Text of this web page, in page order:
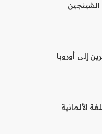
الشينجين
إلى أوروبا
الألمانية